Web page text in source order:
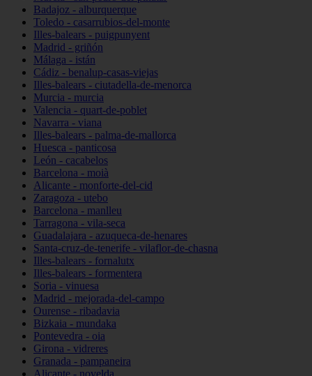
Badajoz - alburquerque
Toledo - casarrubios-del-monte
Illes-balears - puigpunyent
Madrid - griñón
Málaga - istán
Cádiz - benalup-casas-viejas
Illes-balears - ciutadella-de-menorca
Murcia - murcia
Valencia - quart-de-poblet
Navarra - viana
Illes-balears - palma-de-mallorca
Huesca - panticosa
León - cacabelos
Barcelona - moià
Alicante - monforte-del-cid
Zaragoza - utebo
Barcelona - manlleu
Tarragona - vila-seca
Guadalajara - azuqueca-de-henares
Santa-cruz-de-tenerife - vilaflor-de-chasna
Illes-balears - fornalutx
Illes-balears - formentera
Soria - vinuesa
Madrid - mejorada-del-campo
Ourense - ribadavia
Bizkaia - mundaka
Pontevedra - oia
Girona - vidreres
Granada - pampaneira
Alicante - novelda